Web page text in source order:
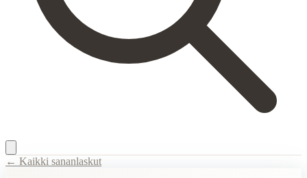
← Kaikki sananlaskut